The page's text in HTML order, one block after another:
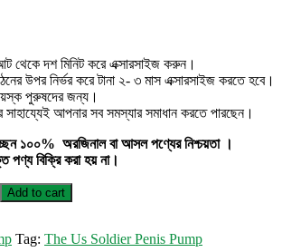
থেকে দশ মিনিট করে এক্সারসাইজ করুন।
উপর নির্ভর করে টানা ২- ৩ মাস এক্সারসাইজ করতে হবে।
পুরুষদের জন্য।
সাহায্যেই আপনার সব সমস্যার সমাধান করতে পারছেন।
১০০% অরজিনাল বা আসল পণ্যের নিশ্চয়তা ।
পণ্য বিক্রি করা হয় না।
Add to cart
Tag: The Us Soldier Penis Pump